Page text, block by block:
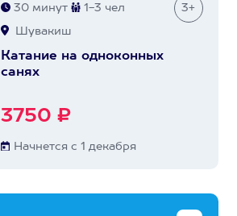
30 минут 1-3 чел 3+
Шувакиш
Катание на одноконных
санях
3750 ₽
Начнется с 1 декабря